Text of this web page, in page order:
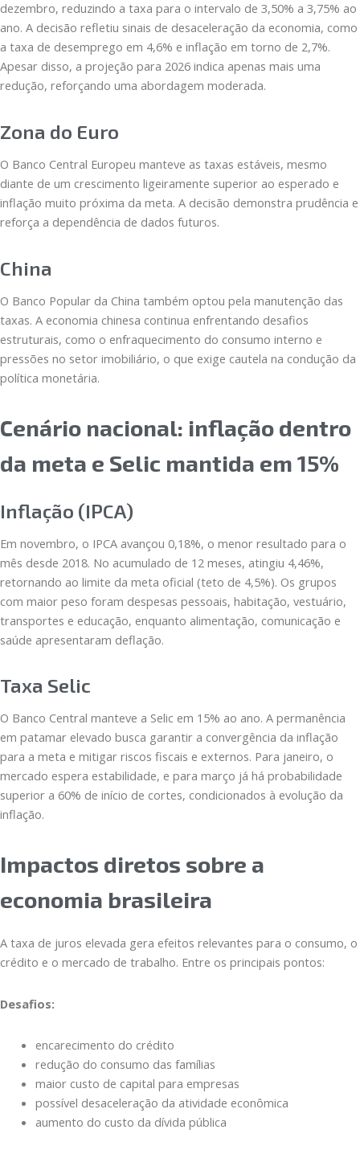
dezembro, reduzindo a taxa para o intervalo de 3,50% a 3,75% ao
ano. A decisão refletiu sinais de desaceleração da economia, como
a taxa de desemprego em 4,6% e inflação em torno de 2,7%.
Apesar disso, a projeção para 2026 indica apenas mais uma
redução, reforçando uma abordagem moderada.
Zona do Euro
O Banco Central Europeu manteve as taxas estáveis, mesmo
diante de um crescimento ligeiramente superior ao esperado e
inflação muito próxima da meta. A decisão demonstra prudência e
reforça a dependência de dados futuros.
China
O Banco Popular da China também optou pela manutenção das
taxas. A economia chinesa continua enfrentando desafios
estruturais, como o enfraquecimento do consumo interno e
pressões no setor imobiliário, o que exige cautela na condução da
política monetária.
Cenário nacional: inflação dentro
da meta e Selic mantida em 15%
Inflação (IPCA)
Em novembro, o IPCA avançou 0,18%, o menor resultado para o
mês desde 2018. No acumulado de 12 meses, atingiu 4,46%,
retornando ao limite da meta oficial (teto de 4,5%). Os grupos
com maior peso foram despesas pessoais, habitação, vestuário,
transportes e educação, enquanto alimentação, comunicação e
saúde apresentaram deflação.
Taxa Selic
O Banco Central manteve a Selic em 15% ao ano. A permanência
em patamar elevado busca garantir a convergência da inflação
para a meta e mitigar riscos fiscais e externos. Para janeiro, o
mercado espera estabilidade, e para março já há probabilidade
superior a 60% de início de cortes, condicionados à evolução da
inflação.
Impactos diretos sobre a
economia brasileira
A taxa de juros elevada gera efeitos relevantes para o consumo, o
crédito e o mercado de trabalho. Entre os principais pontos:
Desafios:
encarecimento do crédito
redução do consumo das famílias
maior custo de capital para empresas
possível desaceleração da atividade econômica
aumento do custo da dívida pública